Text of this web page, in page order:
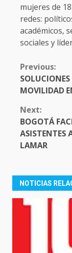
mujeres de
redes:
académicos,
sociales y
CONTINUE
READING
Previous:
MOVILIDAD
Next:
BOGOTÁ
ASISTENTES
LAMAR
NOTICIAS